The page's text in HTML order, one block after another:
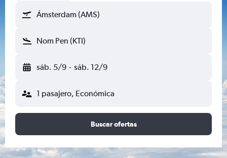
Ámsterdam (AMS)
Nom Pen (KTI)
sáb. 5/9 - sáb. 12/9
1 pasajero, Económica
Buscar ofertas